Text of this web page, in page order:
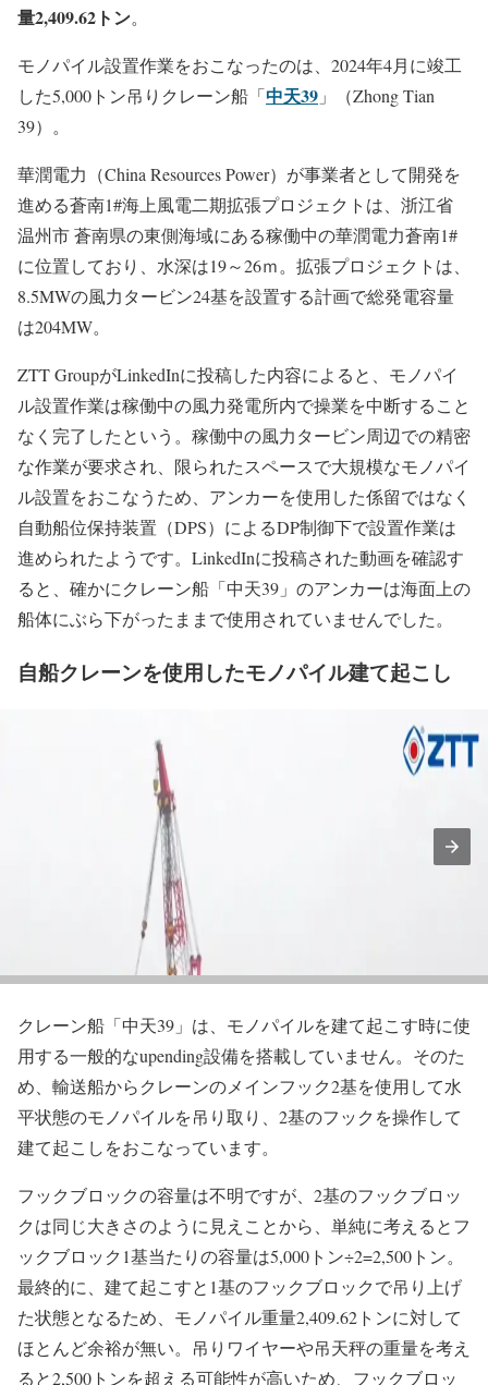
量2,409.62トン。
モノパイル設置作業をおこなったのは、2024年4月に竣工
した5,000トン吊りクレーン船「中天39 」（Zhong Tian
39）。
華潤電力（China Resources Power）が事業者として開発を
進める蒼南1#海上風電二期拡張プロジェクトは、浙江省
温州市 蒼南県の東側海域にある稼働中の華潤電力蒼南1#
に位置しており、水深は19～26ｍ。拡張プロジェクトは、
8.5MWの風力タービン24基を設置する計画で総発電容量
は204MW。
ZTT GroupがLinkedInに投稿した内容によると、モノパイ
ル設置作業は稼働中の風力発電所内で操業を中断すること
なく完了したという。稼働中の風力タービン周辺での精密
な作業が要求され、限られたスペースで大規模なモノパイ
ル設置をおこなうため、アンカーを使用した係留ではなく
自動船位保持装置（DPS）によるDP制御下で設置作業は
進められたようです。LinkedInに投稿された動画を確認す
ると、確かにクレーン船「中天39」のアンカーは海面上の
船体にぶら下がったままで使用されていませんでした。
自船クレーンを使用したモノパイル建て起こし
クレーン船「中天39」は、モノパイルを建て起こす時に使
用する一般的なupending設備を搭載していません。そのた
め、輸送船からクレーンのメインフック2基を使用して水
平状態のモノパイルを吊り取り、2基のフックを操作して
建て起こしをおこなっています。
フックブロックの容量は不明ですが、2基のフックブロッ
クは同じ大きさのように見えことから、単純に考えるとフ
ックブロック1基当たりの容量は5,000トン÷2=2,500トン。
最終的に、建て起こすと1基のフックブロックで吊り上げ
た状態となるため、モノパイル重量2,409.62トンに対して
ほとんど余裕が無い。吊りワイヤーや吊天秤の重量を考え
ると2,500トンを超える可能性が高いため、フックブロッ